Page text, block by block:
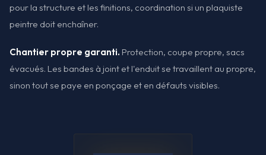
pour la structure et les finitions, coordination si un plaquiste
peintre doit enchaîner.
Chantier propre garanti. Protection, coupe propre, sacs
évacués. Les bandes à joint et l'enduit se travaillent au propre,
sinon tout se paye en ponçage et en défauts visibles.